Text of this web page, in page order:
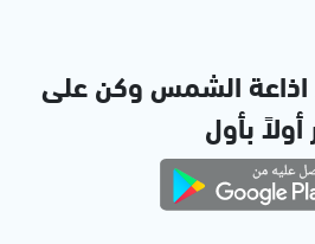
الشمس وكن على
أولاً بأول